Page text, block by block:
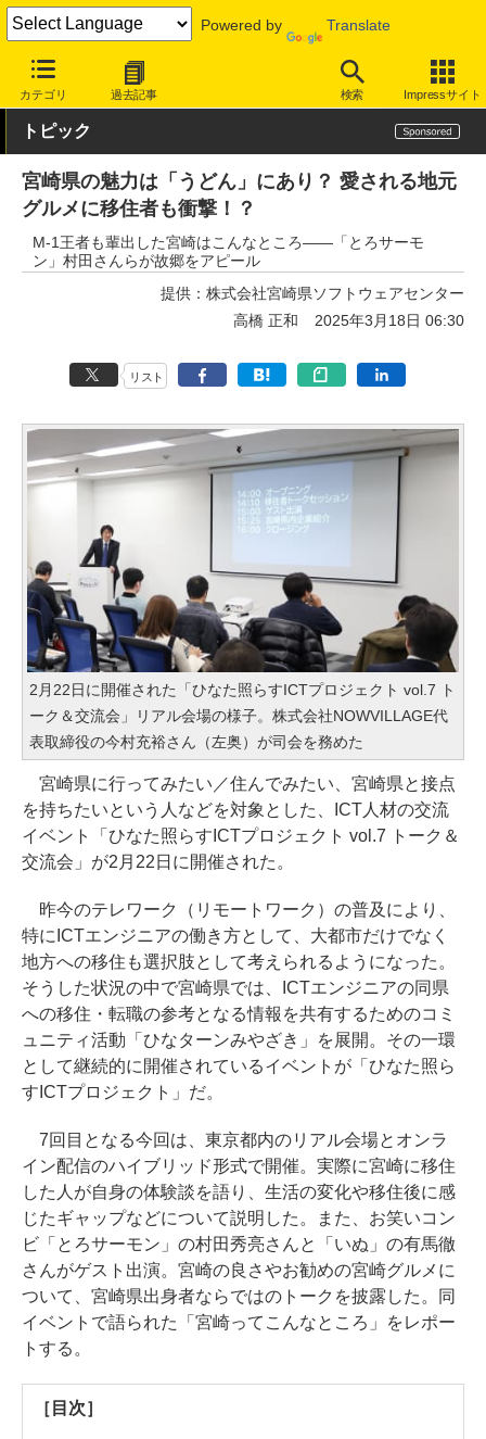
Powered by Translate
カテゴリ 過去記事 検索 Impressサイト
INTERNET Watch トピック 移住
トピック
宮崎県の魅力は「うどん」にあり？ 愛される地元
グルメに移住者も衝撃！？
M-1王者も輩出した宮崎はこんなところ――「とろサーモ
ン」村田さんらが故郷をアピール
提供：株式会社宮崎県ソフトウェアセンター
高橋 正和
2025年3月18日 06:30
リスト
2月22日に開催された「ひなた照らすICTプロジェクト vol.7 ト
ーク＆交流会」リアル会場の様子。株式会社NOWVILLAGE代
表取締役の今村充裕さん（左奥）が司会を務めた
宮崎県に行ってみたい／住んでみたい、宮崎県と接点
を持ちたいという人などを対象とした、ICT人材の交流
イベント「ひなた照らすICTプロジェクト vol.7 トーク＆
交流会」が2月22日に開催された。
昨今のテレワーク（リモートワーク）の普及により、
特にICTエンジニアの働き方として、大都市だけでなく
地方への移住も選択肢として考えられるようになった。
そうした状況の中で宮崎県では、ICTエンジニアの同県
への移住・転職の参考となる情報を共有するためのコミ
ュニティ活動「ひなターンみやざき」を展開。その一環
として継続的に開催されているイベントが「ひなた照ら
すICTプロジェクト」だ。
7回目となる今回は、東京都内のリアル会場とオンラ
イン配信のハイブリッド形式で開催。実際に宮崎に移住
した人が自身の体験談を語り、生活の変化や移住後に感
じたギャップなどについて説明した。また、お笑いコン
ビ「とろサーモン」の村田秀亮さんと「いぬ」の有馬徹
さんがゲスト出演。宮崎の良さやお勧めの宮崎グルメに
ついて、宮崎県出身者ならではのトークを披露した。同
イベントで語られた「宮崎ってこんなところ」をレポー
トする。
［目次］